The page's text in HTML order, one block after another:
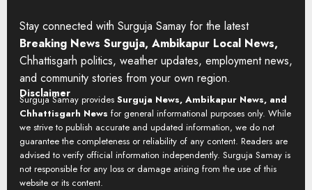
Stay connected with Surguja Samay for the latest
Breaking News Surguja, Ambikapur Local News,
Chhattisgarh politics, weather updates, employment news,
and community stories from your own region.
Disclaimer
Surguja Samay provides Surguja News, Ambikapur News, and
Chhattisgarh News for general informational purposes only. While
we strive to publish accurate and updated information, we do not
guarantee the completeness or reliability of any content. Readers are
advised to verify official information independently. Surguja Samay is
not responsible for any loss or damage arising from the use of this
website or its content.